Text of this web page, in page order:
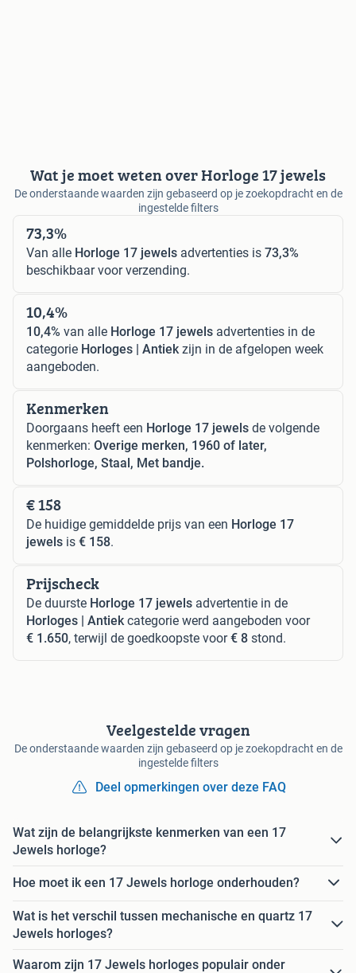
Wat je moet weten over Horloge 17 jewels
De onderstaande waarden zijn gebaseerd op je zoekopdracht en de
ingestelde filters
73,3%
Van alle Horloge 17 jewels advertenties is 73,3%
beschikbaar voor verzending.
10,4%
10,4% van alle Horloge 17 jewels advertenties in de
categorie Horloges | Antiek zijn in de afgelopen week
aangeboden.
Kenmerken
Doorgaans heeft een Horloge 17 jewels de volgende
kenmerken: Overige merken, 1960 of later,
Polshorloge, Staal, Met bandje.
€ 158
De huidige gemiddelde prijs van een Horloge 17
jewels is € 158.
Prijscheck
De duurste Horloge 17 jewels advertentie in de
Horloges | Antiek categorie werd aangeboden voor
€ 1.650, terwijl de goedkoopste voor€ 8 stond.
Veelgestelde vragen
De onderstaande waarden zijn gebaseerd op je zoekopdracht en de
ingestelde filters
Deel opmerkingen over deze FAQ
Wat zijn de belangrijkste kenmerken van een 17
Jewels horloge?
Hoe moet ik een 17 Jewels horloge onderhouden?
Wat is het verschil tussen mechanische en quartz 17
Jewels horloges?
Waarom zijn 17 Jewels horloges populair onder